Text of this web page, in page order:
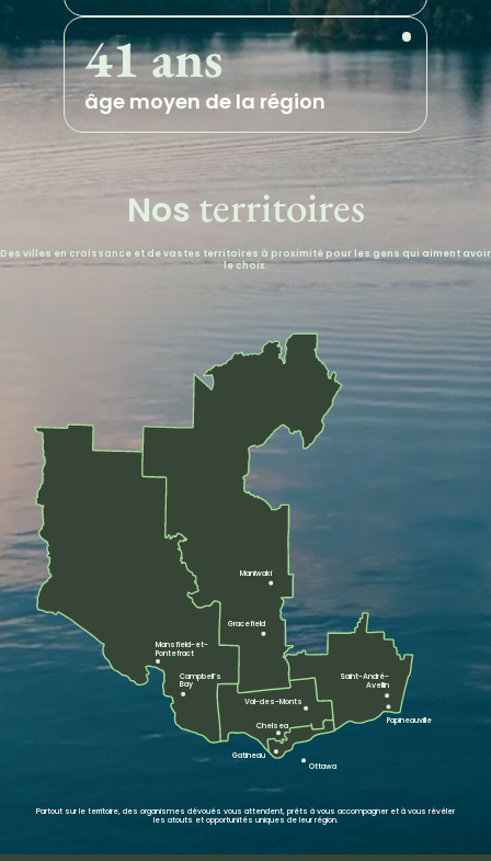
41 ans
âge moyen de la région
Nos territoires
Des villes en croissance et de vastes territoires à proximité pour les gens qui aiment avoir
le choix.
Maniwaki
Gracefield
Mansfield-et-
Pontefract
Campbell’s
Bay
Val-des-Monts
Chelsea
Ottawa
Gatineau
Saint-André-
Avellin
Papineauville
Partout sur le territoire, des organismes dévoués vous attendent, prêts à vous accompagner et à vous révéler
les atouts et opportunités uniques de leur région.